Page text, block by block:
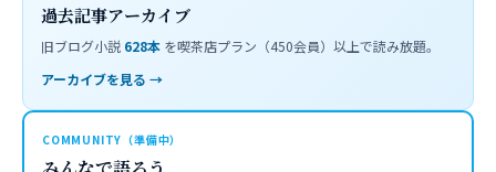
過去記事アーカイブ
旧ブログ小説 628本 を喫茶店プラン（450会員）以上で読み放題。
アーカイブを見る →
COMMUNITY（準備中）